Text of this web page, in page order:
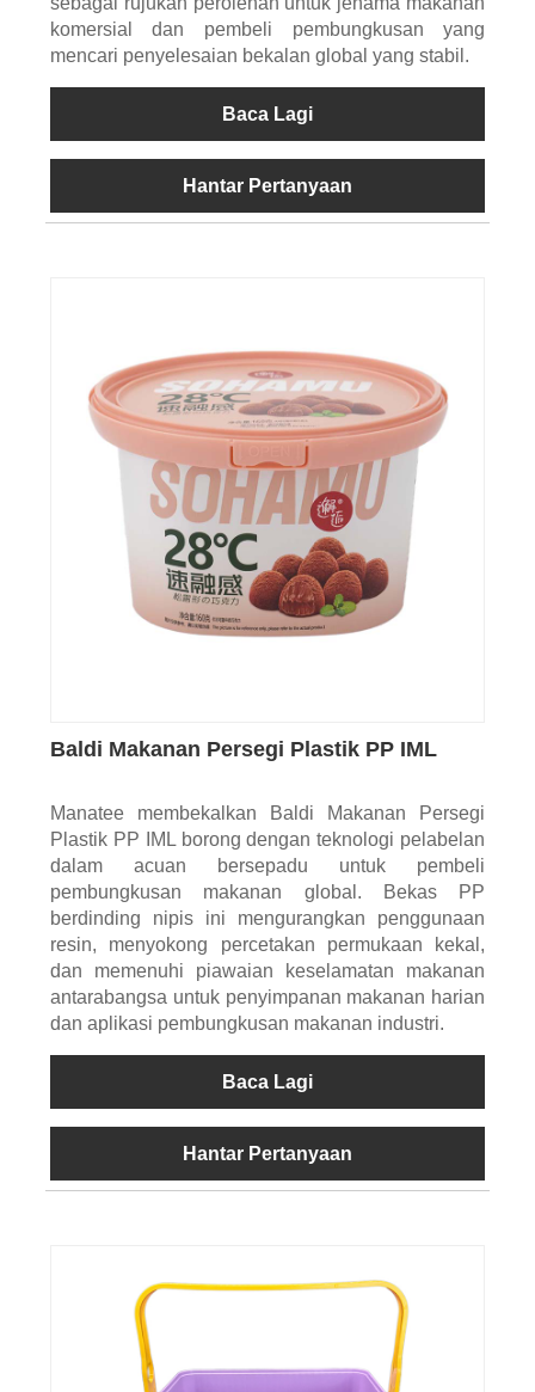
komersial dan pembeli pembungkusan yang
mencari penyelesaian bekalan global yang stabil.
Baca Lagi
Hantar Pertanyaan
Baldi Makanan Persegi Plastik PP IML
Manatee membekalkan Baldi Makanan Persegi
Plastik PP IML borong dengan teknologi pelabelan
dalam acuan bersepadu untuk pembeli
pembungkusan makanan global. Bekas PP
berdinding nipis ini mengurangkan penggunaan
resin, menyokong percetakan permukaan kekal,
dan memenuhi piawaian keselamatan makanan
antarabangsa untuk penyimpanan makanan harian
dan aplikasi pembungkusan makanan industri.
Baca Lagi
Hantar Pertanyaan